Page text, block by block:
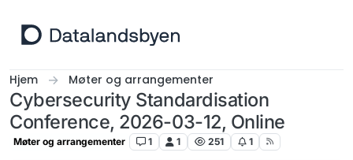
Hjem Møter og arrangementer
Cybersecurity Standardisation
Conference, 2026-03-12, Online
Møter og arrangementer 1 1 251 1